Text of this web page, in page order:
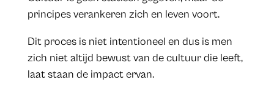
principes verankeren zich en leven voort.
Dit proces is niet intentioneel en dus is men
zich niet altijd bewust van de cultuur die leeft,
laat staan de impact ervan.